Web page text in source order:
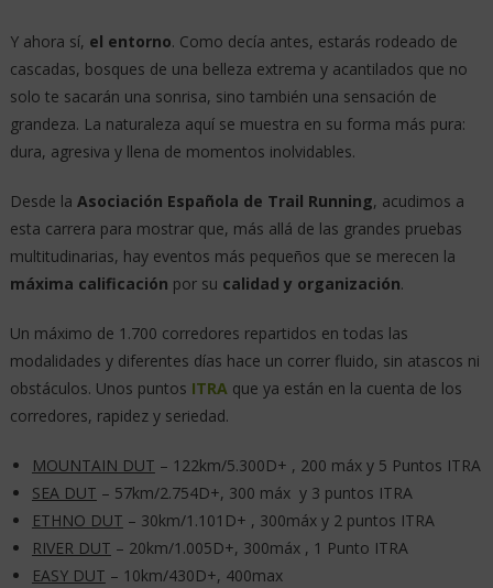
Y ahora sí, el entorno. Como decía antes, estarás rodeado de
cascadas, bosques de una belleza extrema y acantilados que no
solo te sacarán una sonrisa, sino también una sensación de
grandeza. La naturaleza aquí se muestra en su forma más pura:
dura, agresiva y llena de momentos inolvidables.
Desde la Asociación Española de Trail Running, acudimos a
esta carrera para mostrar que, más allá de las grandes pruebas
multitudinarias, hay eventos más pequeños que se merecen la
máxima calificación por su calidad y organización.
Un máximo de 1.700 corredores repartidos en todas las
modalidades y diferentes días hace un correr fluido, sin atascos ni
obstáculos. Unos puntos ITRAque ya están en la cuenta de los
corredores, rapidez y seriedad.
MOUNTAIN DUT – 122km/5.300D+ , 200 máx y 5 Puntos ITRA
SEA DUT – 57km/2.754D+, 300 máx y 3 puntos ITRA
ETHNO DUT – 30km/1.101D+ , 300máx y 2 puntos ITRA
RIVER DUT – 20km/1.005D+, 300máx , 1 Punto ITRA
EASY DUT – 10km/430D+, 400max